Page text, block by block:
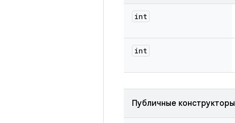
int
int
Публичные конструкторы